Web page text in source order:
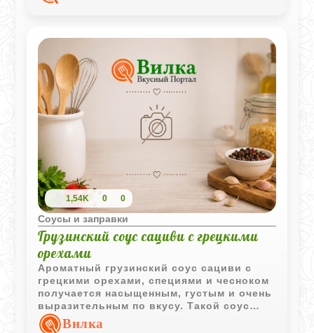
1,54K 0 0
Соусы и заправки
Грузинский соус сациви с грецкими
орехами
Ароматный грузинский соус сациви с
грецкими орехами, специями и чесноком
получается насыщенным, густым и очень
выразительным по вкусу. Такой соус
традиционно подают к птице и
Вилка